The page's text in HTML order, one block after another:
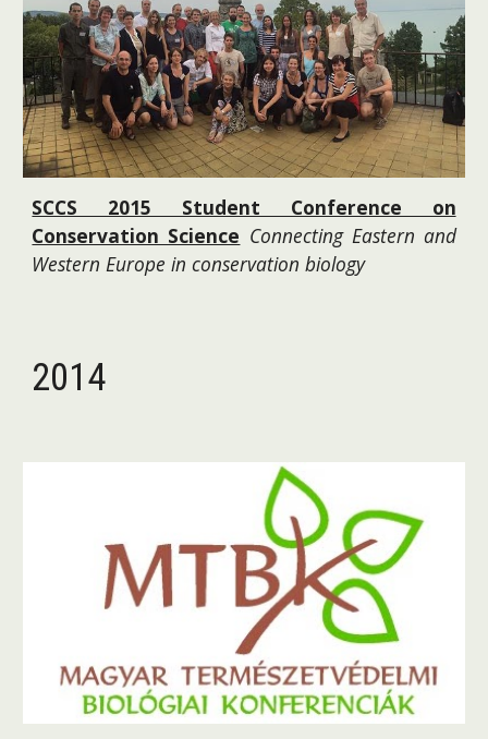
SCCS 2015 Student Conference on
Conservation Science Connecting Eastern and
Western Europe in conservation biology
2014